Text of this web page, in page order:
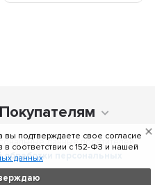
вы подтверждаете свое согласие
соответствии c 152-ФЗ и нашей
данных
Покупателям
данные посетителей
обработки персональных
сервиса аналитики